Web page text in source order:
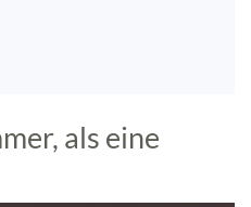
als eine